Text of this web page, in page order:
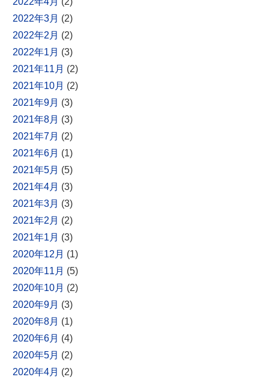
2022年3月 (2)
2022年2月 (2)
2022年1月 (3)
2021年11月 (2)
2021年10月 (2)
2021年9月 (3)
2021年8月 (3)
2021年7月 (2)
2021年6月 (1)
2021年5月 (5)
2021年4月 (3)
2021年3月 (3)
2021年2月 (2)
2021年1月 (3)
2020年12月 (1)
2020年11月 (5)
2020年10月 (2)
2020年9月 (3)
2020年8月 (1)
2020年6月 (4)
2020年5月 (2)
2020年4月 (2)